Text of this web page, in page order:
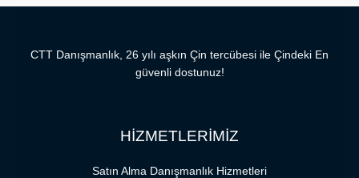
CTT Danışmanlık, 26 yılı aşkın Çin tercübesi ile Çindeki En
güvenli dostunuz!
HİZMETLERİMİZ
Satın Alma Danışmanlık Hizmetleri